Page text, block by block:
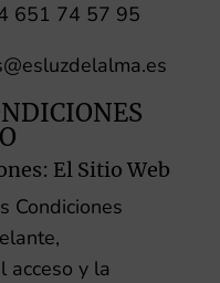
651 74 57 95
El Sitio Web
Condiciones
acceso y la